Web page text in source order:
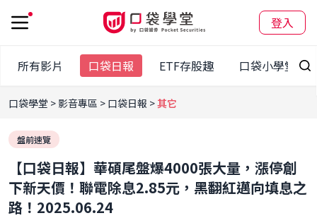
登入
所有影片 口袋日報 ETF存股趣 口袋小學堂
口袋學堂 影音專區 口袋日報 其它
盤前速覽
【口袋日報】華碩尾盤爆4000張大量，漲停創
下新天價！聯電除息2.85元，黑翻紅邁向填息之
路！2025.06.24